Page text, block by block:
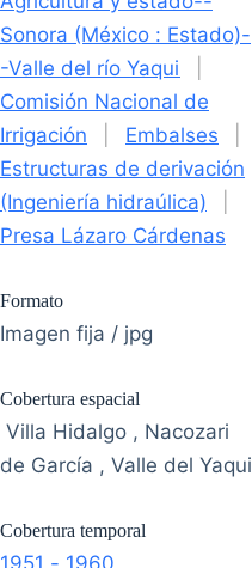
Sonora (México : Estado)-
-Valle del río Yaqui
Comisión Nacional de
Irrigación
Embalses
Estructuras de derivación
(Ingeniería hidraúlica)
Presa Lázaro Cárdenas
Formato
Imagen fija / jpg
Cobertura espacial
Villa Hidalgo , Nacozari
de García , Valle del Yaqui
Cobertura temporal
1951 - 1960